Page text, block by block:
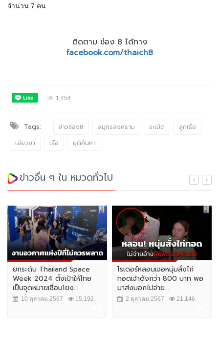
จำนวน 7 คน
ติดตาม ช่อง 8 ได้ทาง
facebook.com/thaich8
1,454
Tags: ข่าวช่อง8 สมุทรสงคราม ระเบิด
ลูกเรือ
เยียวยา
เรือ ยุติค้นหา
ข่าวอื่น ๆ ใน หมวดทั่วไป
ยกระดับ Thailand Space
Week 2024 ตั้งเป้าให้ไทย
เป็นจุดหมายเชื่อมโยง...
10 ตุลาคม 2567 15,192
ไรเดอร์หลอนเจอหนุ่มสั่งไก่
ทอดเจ้าดังกว่า 800 บาท พอ
มาส่งบอกไม่จ่าย...
2 ตุลาคม 2567 21,146